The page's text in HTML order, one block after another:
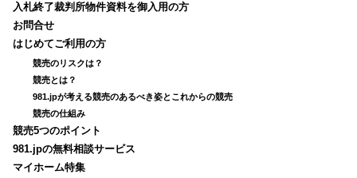
入札終了裁判所物件資料を御入用の方
お問合せ
はじめてご利用の方
競売のリスクは？
競売とは？
981.jpが考える競売のあるべき姿とこれからの競売
競売の仕組み
競売5つのポイント
981.jpの無料相談サービス
マイホーム特集